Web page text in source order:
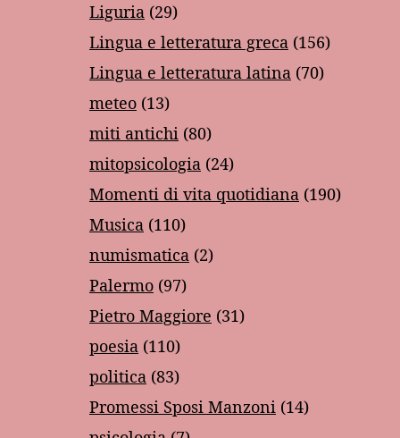
Liguria (29)
Lingua e letteratura greca (156)
Lingua e letteratura latina (70)
meteo (13)
miti antichi (80)
mitopsicologia (24)
Momenti di vita quotidiana (190)
Musica (110)
numismatica (2)
Palermo (97)
Pietro Maggiore (31)
poesia (110)
politica (83)
Promessi Sposi Manzoni (14)